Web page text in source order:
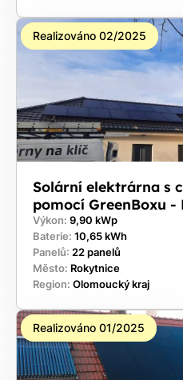
Realizováno 02/2025
Solární elektrárna s
pomocí GreenBoxu -
Výkon: 9,90 kWp
Baterie: 10,65 kWh
Panelů: 22 panelů
Město: Rokytnice
Region: Olomoucký kraj
Realizováno 01/2025